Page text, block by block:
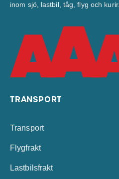
inom sjö, lastbil, tåg, flyg och kurir.
TRANSPORT
Transport
Flygfrakt
Lastbilsfrakt